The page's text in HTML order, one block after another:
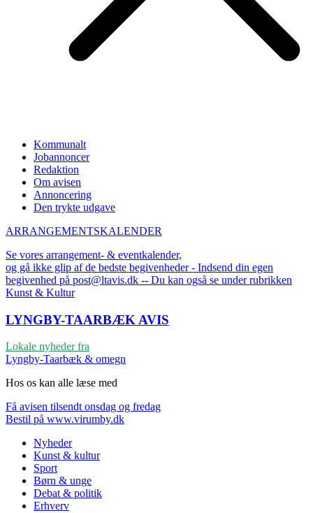
Kommunalt
Jobannoncer
Redaktion
Om avisen
Annoncering
Den trykte udgave
ARRANGEMENTSKALENDER
Se vores arrangement- & eventkalender,
og gå ikke glip af de bedste begivenheder - Indsend din egen
begivenhed på post@ltavis.dk -- Du kan også se under rubrikken
Kunst & Kultur
LYNGBY-TAARBÆK AVIS
Lokale nyheder fra
Lyngby-Taarbæk & omegn
Hos os kan alle læse med
Få avisen tilsendt onsdag og fredag
Bestil på www.virumby.dk
Nyheder
Kunst & kultur
Sport
Børn & unge
Debat & politik
Erhverv